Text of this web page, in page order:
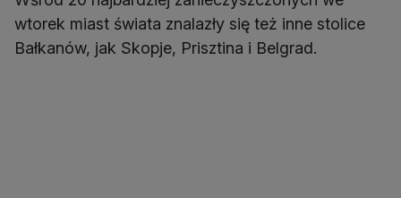
wtorek miast świata znalazły się też inne stolice
Bałkanów, jak Skopje, Prisztina i Belgrad.